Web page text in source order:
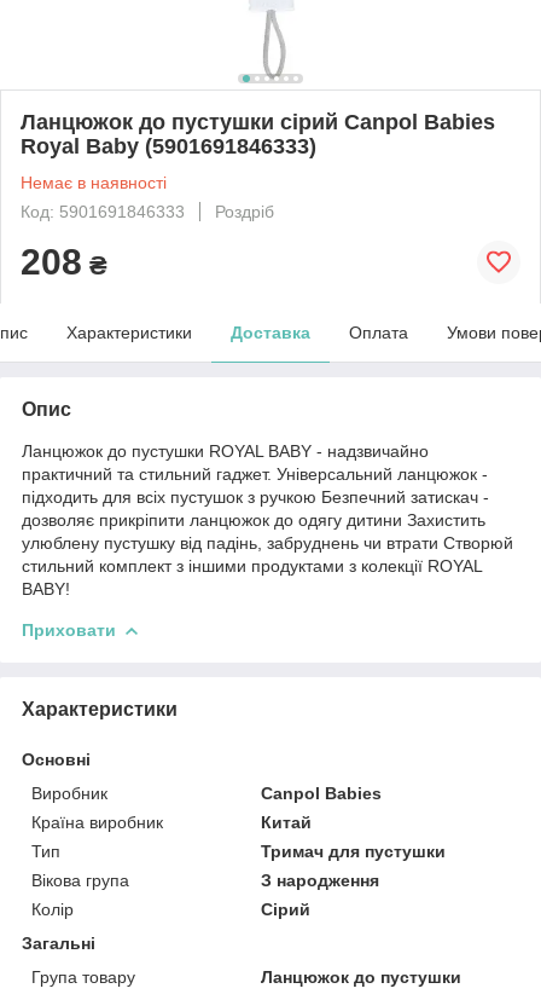
Ланцюжок до пустушки сірий Canpol Babies
Royal Baby (5901691846333)
Немає в наявності
Код: 5901691846333
Роздріб
208 ₴
Характеристики Доставка Оплата Умови
Опис
Ланцюжок до пустушки ROYAL BABY - надзвичайно
практичний та стильний гаджет. Універсальний ланцюжок -
підходить для всіх пустушок з ручкою Безпечний затискач -
дозволяє прикріпити ланцюжок до одягу дитини Захистить
улюблену пустушку від падінь, забруднень чи втрати Створюй
стильний комплект з іншими продуктами з колекції ROYAL
BABY!
Приховати
Характеристики
Основні
Виробник
Canpol Babies
Країна виробник
Китай
Тип
Тримач для пустушки
Вікова група
З народження
Колір
Сірий
Загальні
Група товару
Ланцюжок до пустушки